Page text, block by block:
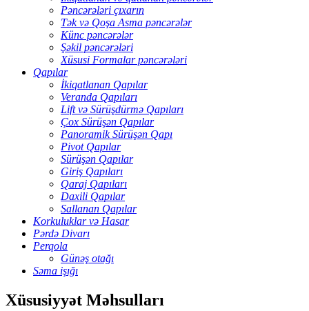
Pəncərələri çıxarın
Tək və Qoşa Asma pəncərələr
Künc pəncərələr
Şəkil pəncərələri
Xüsusi Formalar pəncərələri
Qapılar
İkiqatlanan Qapılar
Veranda Qapıları
Lift və Sürüşdürmə Qapıları
Çox Sürüşən Qapılar
Panoramik Sürüşən Qapı
Pivot Qapılar
Sürüşən Qapılar
Giriş Qapıları
Qaraj Qapıları
Daxili Qapılar
Sallanan Qapılar
Korkuluklar və Hasar
Pərdə Divarı
Perqola
Günəş otağı
Səma işığı
Xüsusiyyət Məhsulları